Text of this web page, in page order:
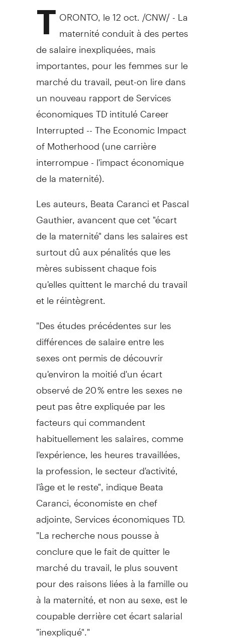
T ORONTO, le 12 oct. /CNW/ - La
maternité conduit à des pertes
de salaire inexpliquées, mais
importantes, pour les femmes sur le
marché du travail, peut-on lire dans
un nouveau rapport de Services
économiques TD intitulé Career
Interrupted -- The Economic Impact
of Motherhood (une carrière
interrompue - l'impact économique
de la maternité).
Les auteurs, Beata Caranci et Pascal
Gauthier, avancent que cet "écart
de la maternité" dans les salaires est
surtout dû aux pénalités que les
mères subissent chaque fois
qu'elles quittent le marché du travail
et le réintègrent.
"Des études précédentes sur les
différences de salaire entre les
sexes ont permis de découvrir
qu'environ la moitié d'un écart
observé de 20 % entre les sexes ne
peut pas être expliquée par les
facteurs qui commandent
habituellement les salaires, comme
l'expérience, les heures travaillées,
la profession, le secteur d'activité,
l'âge et le reste", indique Beata
Caranci, économiste en chef
adjointe, Services économiques TD.
"La recherche nous pousse à
conclure que le fait de quitter le
marché du travail, le plus souvent
pour des raisons liées à la famille ou
à la maternité, et non au sexe, est le
coupable derrière cet écart salarial
"inexpliqué"."